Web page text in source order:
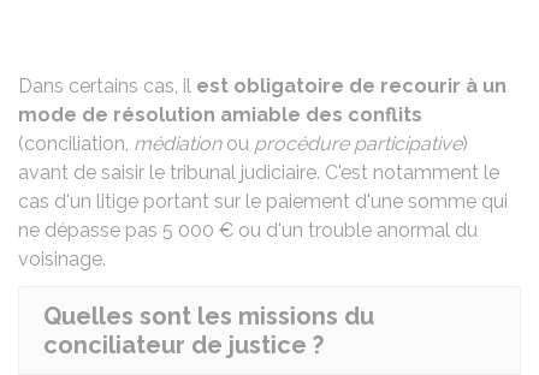
Dans certains cas, il est obligatoire de recourir à un
mode de résolution amiable des conflits
(conciliation, médiationou procédure participative)
avant de saisir le tribunal judiciaire. C'est notamment le
cas d'un litige portant sur le paiement d'une somme qui
ne dépasse pas 5 000 € ou d'un trouble anormal du
voisinage.
Quelles sont les missions du
conciliateur de justice ?